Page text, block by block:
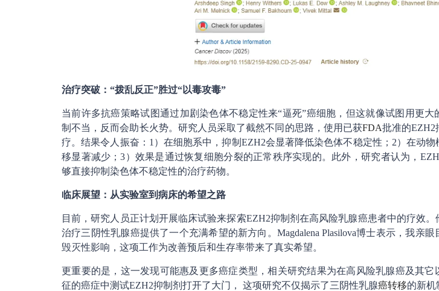
治疗突破：“拨乱反正”胜过“以毒攻毒”
当前许多抗癌策略试图通过加剧染色体不稳定性来“逼死”癌细胞，但这就像试图用更大
制不当，反而会助长火势。研究人员采取了截然不同的思路，使用已获FDA批准的EZH2
疗。结果令人振奋：1）在细胞系中，抑制EZH2会显著降低染色体不稳定性；2）在动
移显著减少；3）效果是通过恢复细胞分裂的正常秩序实现的。此外，研究者认为，
够直接抑制染色体不稳定性的治疗药物。
临床展望：从实验室到病床的希望之路
目前，研究人员正计划开展临床试验来探索EZH2抑制剂在高风险乳腺癌患者中的疗效
治疗三阴性乳腺癌提供了一个充满希望的新方向。Magdalena Plasilova博士表示，我亲
毁灭性影响，这项工作为改善预后和生存率带来了真实希望。
更重要的是，这一发现可能惠及更多癌症类型，相关研究结果为在高风险乳腺癌及其它
征的癌症中测试EZH2抑制剂打开了大门， 这项研究不仅揭示了三阴性乳腺癌转移的新机